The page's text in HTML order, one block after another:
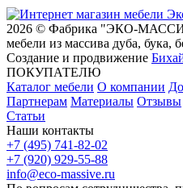
2026 © Фабрика "ЭКО-
мебели из массива дуба, бука,
Создание и продвижение
ПОКУПАТЕЛЮ
Каталог мебели О компании
Партнерам Материалы Отзывы
Статьи
Наши контакты
+7 (495) 741-82-02
+7 (920) 929-55-88
info@eco-massive.ru